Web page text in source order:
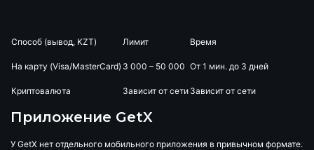
Способ (вывод, KZT) Лимит Время
На карту (Visa/MasterCard) 3 000 – 50 000 От 1 мин. до 3 дней
Криптовалюта Зависит от сети Зависит от сети
Приложение GetX
У GetX нет отдельного мобильного приложения в привычном формате.